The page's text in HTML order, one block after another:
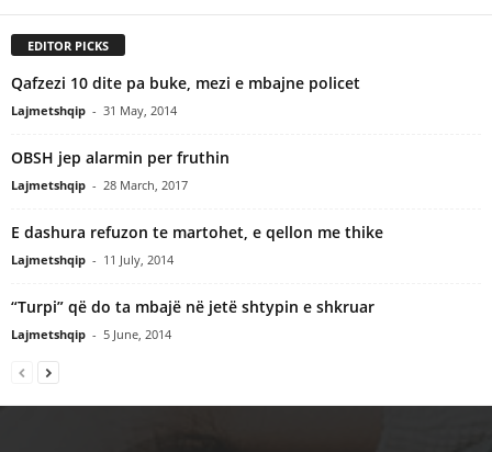
EDITOR PICKS
Qafzezi 10 dite pa buke, mezi e mbajne policet
Lajmetshqip - 31 May, 2014
OBSH jep alarmin per fruthin
Lajmetshqip - 28 March, 2017
E dashura refuzon te martohet, e qellon me thike
Lajmetshqip - 11 July, 2014
“Turpi” që do ta mbajë në jetë shtypin e shkruar
Lajmetshqip - 5 June, 2014